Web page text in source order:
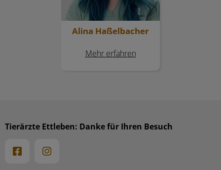
Alina Haßelbacher
Mehr erfahren
Tierärzte Ettleben: Danke für Ihren Besuch